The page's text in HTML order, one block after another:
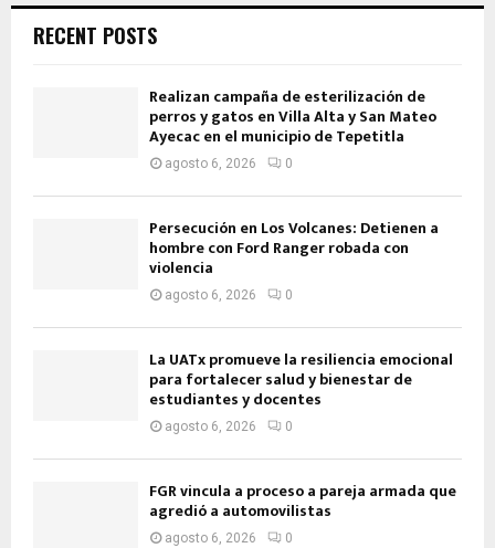
RECENT POSTS
Realizan campaña de esterilización de
perros y gatos en Villa Alta y San Mateo
Ayecac en el municipio de Tepetitla
agosto 6, 2026 0
Persecución en Los Volcanes: Detienen a
hombre con Ford Ranger robada con
violencia
agosto 6, 2026 0
La UATx promueve la resiliencia emocional
para fortalecer salud y bienestar de
estudiantes y docentes
agosto 6, 2026 0
FGR vincula a proceso a pareja armada que
agredió a automovilistas
agosto 6, 2026 0